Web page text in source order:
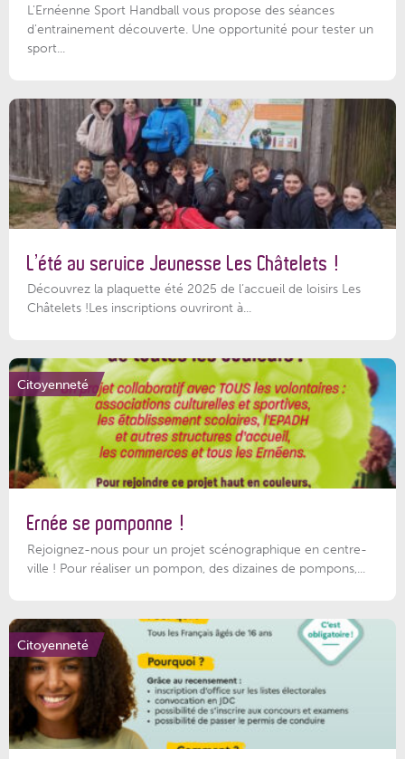
L'Ernéenne Sport Handball vous propose des séances
d'entrainement découverte. Une opportunité pour tester un
sport...
L’été au service Jeunesse Les Châtelets !
Découvrez la plaquette été 2025 de l’accueil de loisirs Les
Châtelets !Les inscriptions ouvriront à...
Citoyenneté
Ernée se pomponne !
Rejoignez-nous pour un projet scénographique en centre-
ville ! Pour réaliser un pompon, des dizaines de pompons,...
Citoyenneté